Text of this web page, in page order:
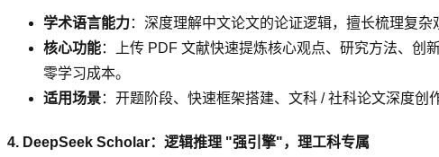
学术语言能力：深度理解中文论文的论证逻辑，擅长梳理复
核心功能：上传 PDF 文献快速提炼核心观点、研究方法、创
零学习成本。
适用场景：开题阶段、快速框架搭建、文科 / 社科论文深度创
4. DeepSeek Scholar：逻辑推理 "强引擎"，理工科专属